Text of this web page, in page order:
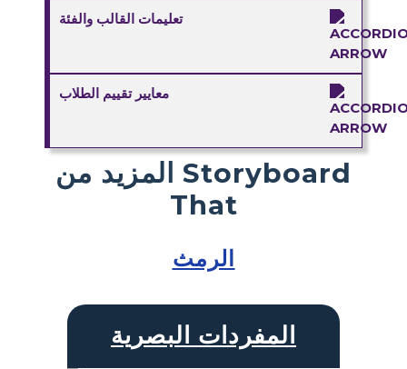
تعليمات القالب والفئة
معايير تقييم الطلاب
المزيد من Storyboard
That
الرمث
المفردات البصرية